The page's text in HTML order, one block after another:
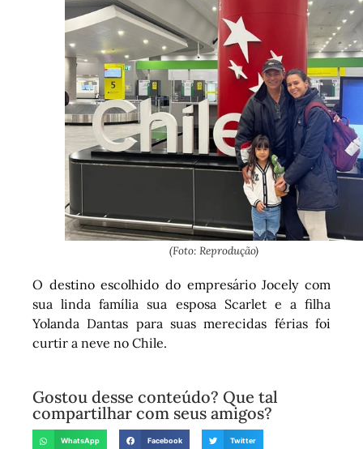
(Foto: Reprodução)
O destino escolhido do empresário Jocely com
sua linda família sua esposa Scarlet e a filha
Yolanda Dantas para suas merecidas férias foi
curtir a neve no Chile.
Gostou desse conteúdo? Que tal
compartilhar com seus amigos?
WhatsApp Facebook Twitter